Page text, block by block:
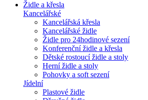
Židle a křesla
Kancelářské
Kancelářská křesla
Kancelářské židle
Židle pro 24hodinové sezení
Konferenční židle a křesla
Dětské rostoucí židle a stoly
Herní židle a stoly
Pohovky a soft sezení
Jídelní
Plastové židle